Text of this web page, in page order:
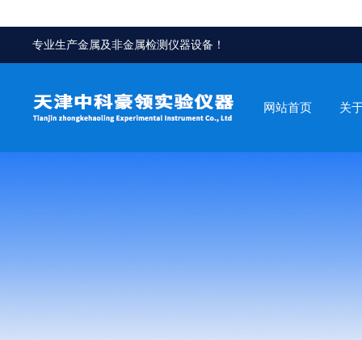
专业生产金属及非金属检测仪器设备！
网站首页 关